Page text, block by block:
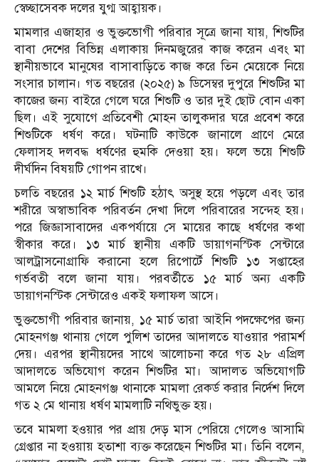
স্বেচ্ছাসেবক দলের যুগ্ম আহ্বায়ক।
মামলার এজাহার ও ভুক্তভোগী পরিবার সূত্রে জানা যায়, শিশুটির
বাবা দেশের বিভিন্ন এলাকায় দিনমজুরের কাজ করেন এবং মা
স্থানীয়ভাবে মানুষের বাসাবাড়িতে কাজ করে তিন মেয়েকে নিয়ে
সংসার চালান। গত বছরের (২০২৫) ৯ ডিসেম্বর দুপুরে শিশুটির মা
কাজের জন্য বাইরে গেলে ঘরে শিশুটি ও তার দুই ছোট বোন একা
ছিল। এই সুযোগে প্রতিবেশী মোহন তালুকদার ঘরে প্রবেশ করে
শিশুটিকে ধর্ষণ করে। ঘটনাটি কাউকে জানালে প্রাণে মেরে
ফেলাসহ দলবদ্ধ ধর্ষণের হুমকি দেওয়া হয়। ফলে ভয়ে শিশুটি
দীর্ঘদিন বিষয়টি গোপন রাখে।
চলতি বছরের ১২ মার্চ শিশুটি হঠাৎ অসুস্থ হয়ে পড়লে এবং তার
শরীরে অস্বাভাবিক পরিবর্তন দেখা দিলে পরিবারের সন্দেহ হয়।
পরে জিজ্ঞাসাবাদের একপর্যায়ে সে মায়ের কাছে ধর্ষণের কথা
স্বীকার করে। ১৩ মার্চ স্থানীয় একটি ডায়াগনস্টিক সেন্টারে
আলট্রাসনোগ্রাফি করানো হলে রিপোর্টে শিশুটি ১৩ সপ্তাহের
গর্ভবতী বলে জানা যায়। পরবর্তীতে ১৫ মার্চ অন্য একটি
ডায়াগনস্টিক সেন্টারেও একই ফলাফল আসে।
ভুক্তভোগী পরিবার জানায়, ১৫ মার্চ তারা আইনি পদক্ষেপের জন্য
মোহনগঞ্জ থানায় গেলে পুলিশ তাদের আদালতে যাওয়ার পরামর্শ
দেয়। এরপর স্থানীয়দের সাথে আলোচনা করে গত ২৮ এপ্রিল
আদালতে অভিযোগ করেন শিশুটির মা। আদালত অভিযোগটি
আমলে নিয়ে মোহনগঞ্জ থানাকে মামলা রেকর্ড করার নির্দেশ দিলে
গত ২ মে থানায় ধর্ষণ মামলাটি নথিভুক্ত হয়।
তবে মামলা হওয়ার পর প্রায় দেড় মাস পেরিয়ে গেলেও আসামি
গ্রেপ্তার না হওয়ায় হতাশা ব্যক্ত করেছেন শিশুটির মা। তিনি বলেন,